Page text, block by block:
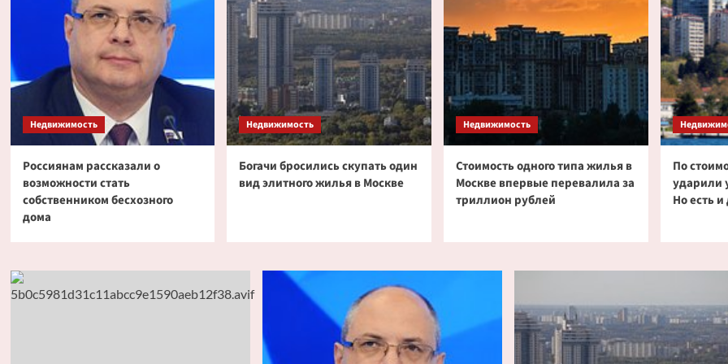
Недвижимость
Россиянам рассказали о
возможности стать
собственником бесхозного
дома
Недвижимость
Богачи бросились скупать один
вид элитного жилья в Москве
Недвижимость
Стоимость одного типа жилья в
Москве впервые перевалила за
триллион рублей
По
ударили
Но есть